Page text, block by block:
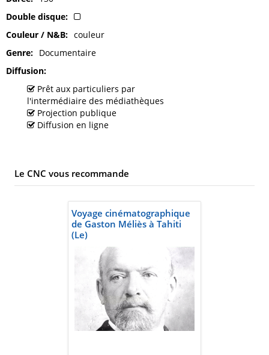
Double disque
Couleur / N&B
couleur
Genre
Documentaire
Diffusion
Prêt aux particuliers par
l'intermédiaire des médiathèques
Projection publique
Diffusion en ligne
Le CNC vous recommande
Voyage cinématographique
de Gaston Méliès à Tahiti
(Le)